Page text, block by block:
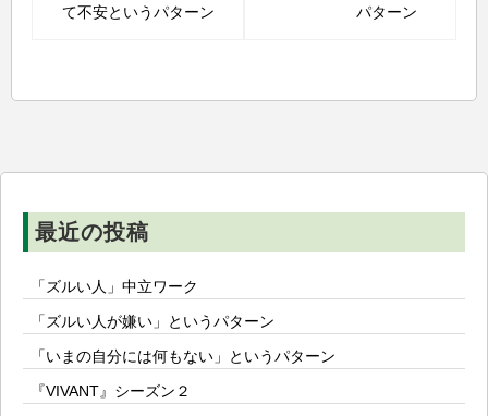
ー
て不安というパターン
パターン
最近の投稿
「ズルい人」中立ワーク
「ズルい人が嫌い」というパターン
「いまの自分には何もない」というパターン
『VIVANT』シーズン２